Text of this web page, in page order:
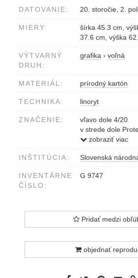
DATOVANIE: 20. storočie, 2.
MIERY:
šírka 45.3 cm,
37.6 cm, výška
VÝTVARNÝ
DRUH:
grafika › voľná
MATERIÁL: prírodný kartón
TECHNIKA: linoryt
ZNAČENIE:
vľavo dole 4/20
v strede dole
vpravo dole
zobraziť viac
INŠTITÚCIA: Slovenská
INVENTÁRNE
ČÍSLO:
G 9747
Pridať medzi
objednať